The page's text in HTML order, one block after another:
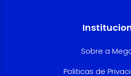
Sobre a
Politicas de